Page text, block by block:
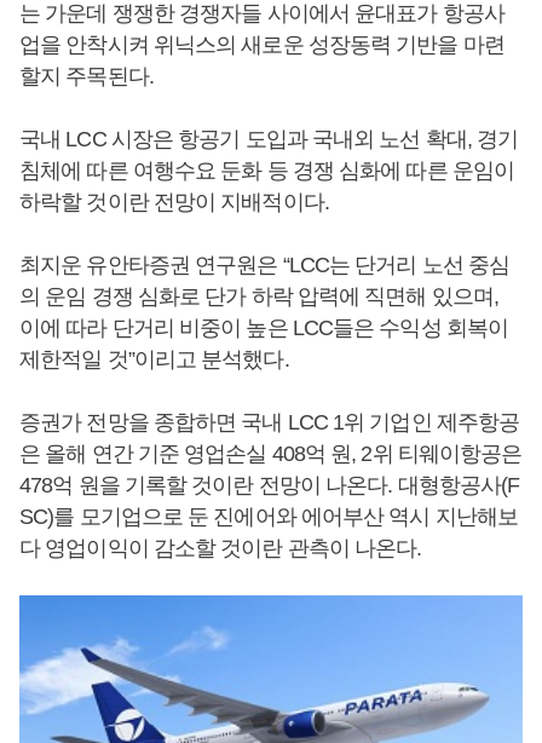
는 가운데 쟁쟁한 경쟁자들 사이에서 윤대표가 항공사
업을 안착시켜 위닉스의 새로운 성장동력 기반을 마련
할지 주목된다.
국내 LCC 시장은 항공기 도입과 국내외 노선 확대, 경기
침체에 따른 여행수요 둔화 등 경쟁 심화에 따른 운임이
하락할 것이란 전망이 지배적이다.
최지운 유안타증권 연구원은 “LCC는 단거리 노선 중심
의 운임 경쟁 심화로 단가 하락 압력에 직면해 있으며,
이에 따라 단거리 비중이 높은 LCC들은 수익성 회복이
제한적일 것”이리고 분석했다.
증권가 전망을 종합하면 국내 LCC 1위 기업인 제주항공
은 올해 연간 기준 영업손실 408억 원, 2위 티웨이항공은
478억 원을 기록할 것이란 전망이 나온다. 대형항공사(F
SC)를 모기업으로 둔 진에어와 에어부산 역시 지난해보
다 영업이익이 감소할 것이란 관측이 나온다.